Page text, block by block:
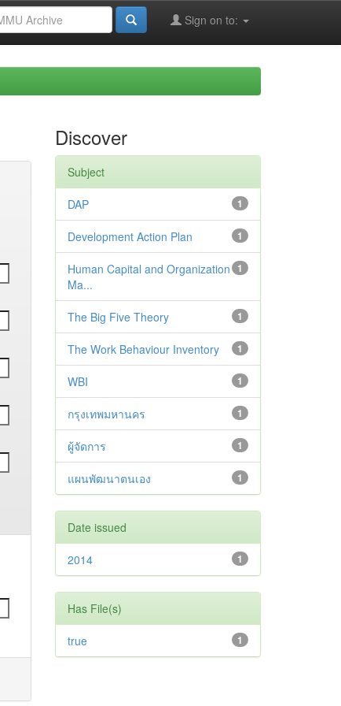
Sign on to:
Discover
Subject
1
DAP
1
Development Action Plan
1
Human Capital and Organization
Ma...
1
The Big Five Theory
1
The Work Behaviour Inventory
1
WBI
1
กรุงเทพมหานคร
1
ผู้จัดการ
1
แผนพัฒนาตนเอง
Date issued
1
2014
Has File(s)
1
true